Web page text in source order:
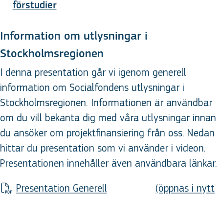
förstudier
Information om utlysningar i
Stockholmsregionen
I denna presentation går vi igenom generell
information om Socialfondens utlysningar i
Stockholmsregionen. Informationen är användbar
om du vill bekanta dig med våra utlysningar innan
du ansöker om projektfinansiering från oss. Nedan
hittar du presentation som vi använder i videon.
Presentationen innehåller även användbara länkar.
Presentation Generell
(öppnas i nytt